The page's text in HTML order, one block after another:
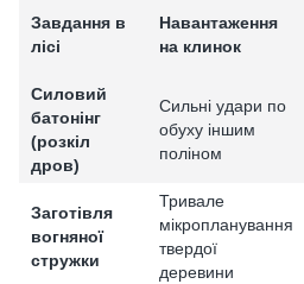
Завдання в
лісі
Навантаження
на клинок
Силовий
батонінг
(розкіл
дров)
Сильні удари по
обуху іншим
поліном
Заготівля
вогняної
стружки
Тривале
мікропланування
твердої
деревини